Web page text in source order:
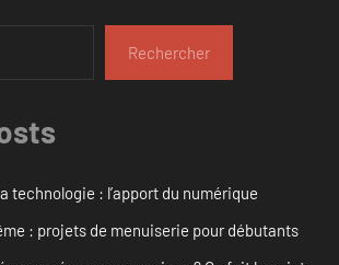
Rechercher
technologie : l’apport du numérique
: projets de menuiserie pour débutants